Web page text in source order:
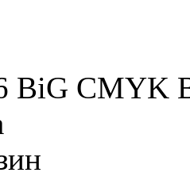
BiG CMYK